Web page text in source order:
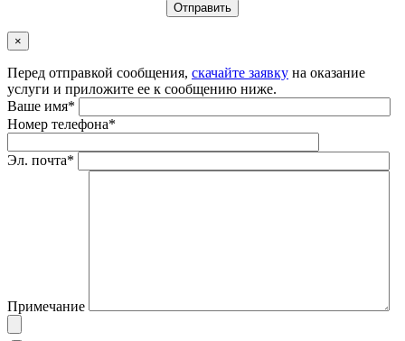
×
Перед отправкой сообщения, скачайте заявку на оказание
услуги и приложите ее к сообщению ниже.
Ваше имя*
Номер телефона*
Эл. почта*
Примечание